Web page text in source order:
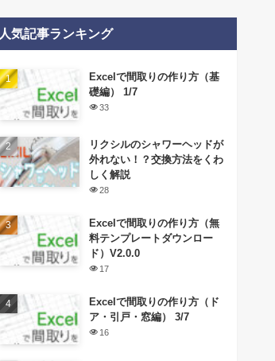
人気記事ランキング
Excelで間取りの作り方（基
礎編） 1/7
33
リクシルのシャワーヘッドが
外れない！？交換方法をくわ
しく解説
28
Excelで間取りの作り方（無
料テンプレートダウンロー
ド）V2.0.0
17
Excelで間取りの作り方（ド
ア・引戸・窓編） 3/7
16